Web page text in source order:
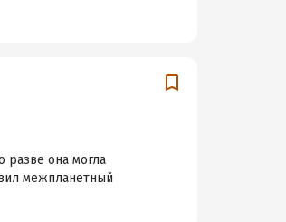
разве она могла
межпланетный